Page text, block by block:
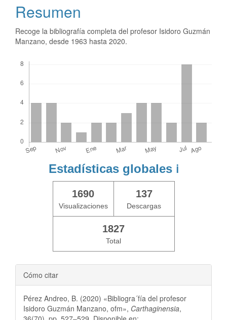
Resumen
Recoge la bibliografía completa del profesor Isidoro Guzmán
Manzano, desde 1963 hasta 2020.
Estadísticas globales ℹ️
1690
Visualizaciones
137
Descargas
1827
Total
Cómo citar
Pérez Andreo, B. (2020) «Bibliogra´fía del profesor
Isidoro Guzmán Manzano, ofm», Carthaginensia,